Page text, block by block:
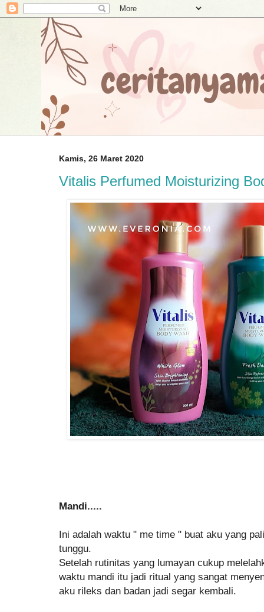
Kamis, 26 Maret 2020
Vitalis Perfumed Moisturizing
Mandi.....
Ini adalah waktu " me time " buat aku yang
tunggu.
Setelah rutinitas yang lumayan cukup
waktu mandi itu jadi ritual yang sangat
aku rileks dan badan jadi segar kembali.